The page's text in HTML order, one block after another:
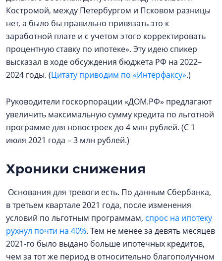
Костромой, между Петербургом и Псковом разницы
нет, а было бы правильно привязать это к
заработной плате и с учетом этого корректировать
процентную ставку по ипотеке». Эту идею спикер
высказал в ходе обсуждения бюджета РФ на 2022–
2024 годы. (Цитату приводим по «Интерфаксу».)
Руководители госкорпорации «ДОМ.РФ» предлагают
увеличить максимальную сумму кредита по льготной
программе для новостроек до 4 млн рублей. (С 1
июля 2021 года – 3 млн рублей.)
Хроники снижения
Основания для тревоги есть. По данным Сбербанка,
в третьем квартале 2021 года, после изменения
условий по льготным программам, спрос на ипотеку
рухнул почти на 40%. Тем не менее за девять месяцев
2021-го было выдано больше ипотечных кредитов,
чем за тот же период в относительно благополучном